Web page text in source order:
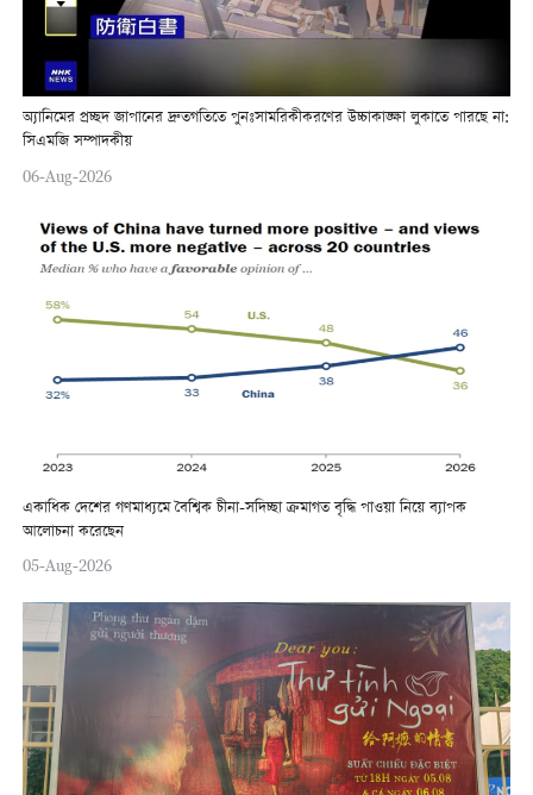
অ্যানিমের প্রচ্ছদ জাপানের দ্রুতগতিতে পুনঃসামরিকীকরণের উচ্চাকাঙ্ক্ষা লুকাতে পারছে না:
সিএমজি সম্পাদকীয়
06-Aug-2026
একাধিক দেশের গণমাধ্যমে বৈশ্বিক চীনা-সদিচ্ছা ক্রমাগত বৃদ্ধি পাওয়া নিয়ে ব্যাপক
আলোচনা করেছেন
05-Aug-2026